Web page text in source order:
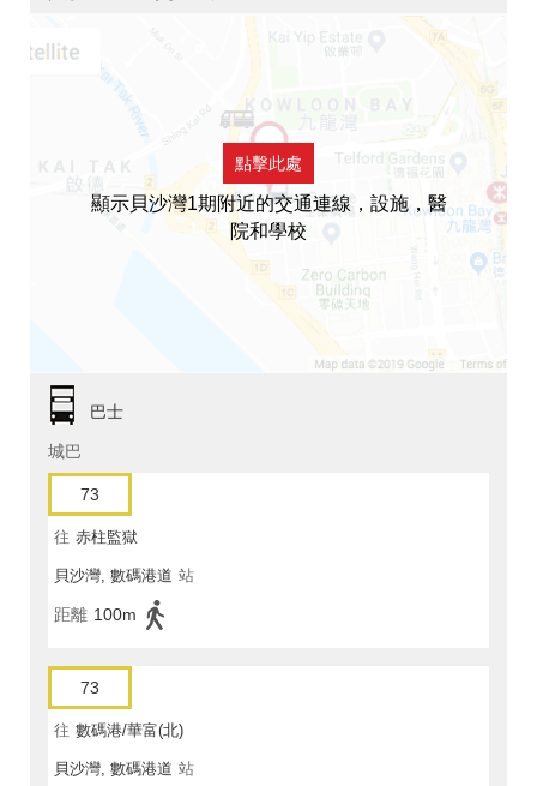
點擊此處
顯示貝沙灣1期附近的交通連線，設施，醫
院和學校
巴士
城巴
73
往 赤柱監獄
貝沙灣, 數碼港道 站
距離 100m
73
往 數碼港/華富(北)
貝沙灣, 數碼港道 站